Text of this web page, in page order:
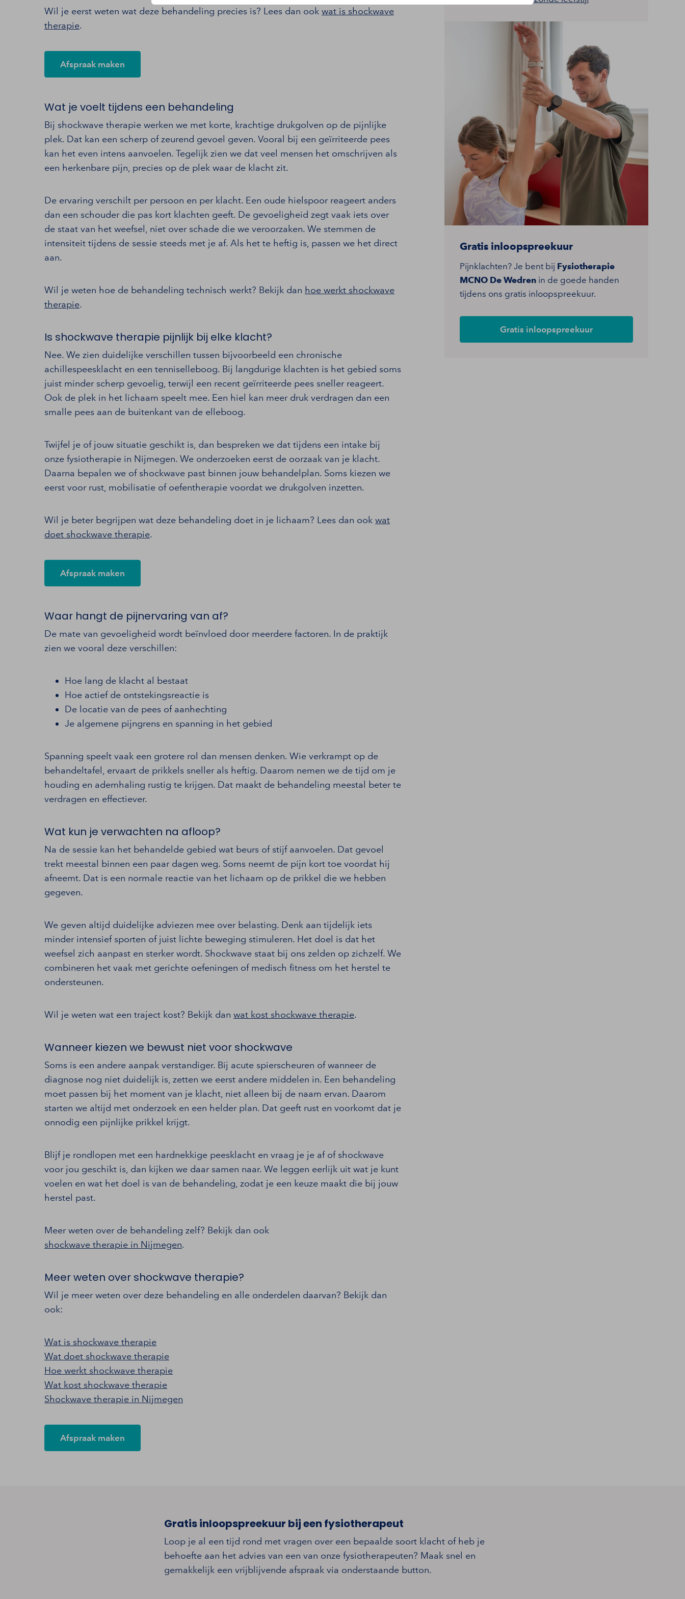
Wil je eerst weten wat deze behandeling precies is? Lees dan ook wat is shockwave
therapie.
Afspraak maken
Wat je voelt tijdens een behandeling
Bij shockwave therapie werken we met korte, krachtige drukgolven op de pijnlijke
plek. Dat kan een scherp of zeurend gevoel geven. Vooral bij een geïrriteerde pees
kan het even intens aanvoelen. Tegelijk zien we dat veel mensen het omschrijven als
een herkenbare pijn, precies op de plek waar de klacht zit.
De ervaring verschilt per persoon en per klacht. Een oude hielspoor reageert anders
dan een schouder die pas kort klachten geeft. De gevoeligheid zegt vaak iets over
de staat van het weefsel, niet over schade die we veroorzaken. We stemmen de
intensiteit tijdens de sessie steeds met je af. Als het te heftig is, passen we het direct
aan.
Wil je weten hoe de behandeling technisch werkt? Bekijk dan hoe werkt shockwave
therapie.
Is shockwave therapie pijnlijk bij elke klacht?
Nee. We zien duidelijke verschillen tussen bijvoorbeeld een chronische
achillespeesklacht en een tenniselleboog. Bij langdurige klachten is het gebied soms
juist minder scherp gevoelig, terwijl een recent geïrriteerde pees sneller reageert.
Ook de plek in het lichaam speelt mee. Een hiel kan meer druk verdragen dan een
smalle pees aan de buitenkant van de elleboog.
Twijfel je of jouw situatie geschikt is, dan bespreken we dat tijdens een intake bij
onze fysiotherapie in Nijmegen. We onderzoeken eerst de oorzaak van je klacht.
Daarna bepalen we of shockwave past binnen jouw behandelplan. Soms kiezen we
eerst voor rust, mobilisatie of oefentherapie voordat we drukgolven inzetten.
Wil je beter begrijpen wat deze behandeling doet in je lichaam? Lees dan ook wat
doet shockwave therapie.
Afspraak maken
Waar hangt de pijnervaring van af?
De mate van gevoeligheid wordt beïnvloed door meerdere factoren. In de praktijk
zien we vooral deze verschillen:
Hoe lang de klacht al bestaat
Hoe actief de ontstekingsreactie is
De locatie van de pees of aanhechting
Je algemene pijngrens en spanning in het gebied
Spanning speelt vaak een grotere rol dan mensen denken. Wie verkrampt op de
behandeltafel, ervaart de prikkels sneller als heftig. Daarom nemen we de tijd om je
houding en ademhaling rustig te krijgen. Dat maakt de behandeling meestal beter te
verdragen en effectiever.
Wat kun je verwachten na afloop?
Na de sessie kan het behandelde gebied wat beurs of stijf aanvoelen. Dat gevoel
trekt meestal binnen een paar dagen weg. Soms neemt de pijn kort toe voordat hij
afneemt. Dat is een normale reactie van het lichaam op de prikkel die we hebben
gegeven.
We geven altijd duidelijke adviezen mee over belasting. Denk aan tijdelijk iets
minder intensief sporten of juist lichte beweging stimuleren. Het doel is dat het
weefsel zich aanpast en sterker wordt. Shockwave staat bij ons zelden op zichzelf. We
combineren het vaak met gerichte oefeningen of medisch fitness om het herstel te
ondersteunen.
Wil je weten wat een traject kost? Bekijk dan wat kost shockwave therapie.
Wanneer kiezen we bewust niet voor shockwave
Soms is een andere aanpak verstandiger. Bij acute spierscheuren of wanneer de
diagnose nog niet duidelijk is, zetten we eerst andere middelen in. Een behandeling
moet passen bij het moment van je klacht, niet alleen bij de naam ervan. Daarom
starten we altijd met onderzoek en een helder plan. Dat geeft rust en voorkomt dat je
onnodig een pijnlijke prikkel krijgt.
Blijf je rondlopen met een hardnekkige peesklacht en vraag je je af of shockwave
voor jou geschikt is, dan kijken we daar samen naar. We leggen eerlijk uit wat je kunt
voelen en wat het doel is van de behandeling, zodat je een keuze maakt die bij jouw
herstel past.
Meer weten over de behandeling zelf? Bekijk dan ook
shockwave therapie in Nijmegen.
Meer weten over shockwave therapie?
Wil je meer weten over deze behandeling en alle onderdelen daarvan? Bekijk dan
ook:
Wat is shockwave therapie
Wat doet shockwave therapie
Hoe werkt shockwave therapie
Wat kost shockwave therapie
Shockwave therapie in Nijmegen
Afspraak maken
Gratis inloopspreekuur
Pijnklachten? Je bent bij Fysiotherapie
MCNO De Wedren in de goede handen
tijdens ons gratis inloopspreekuur.
Gratis inloopspreekuur
Gratis inloopspreekuur bij een fysiotherapeut
Loop je al een tijd rond met vragen over een bepaalde soort klacht of heb je
behoefte aan het advies van een van onze fysiotherapeuten? Maak snel en
gemakkelijk een vrijblijvende afspraak via onderstaande button.